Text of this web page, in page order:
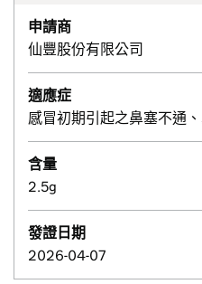
申請商
仙豐股份有限公司
適應症
感冒初期引起之鼻塞不通
含量
2.5g
發證日期
2026-04-07